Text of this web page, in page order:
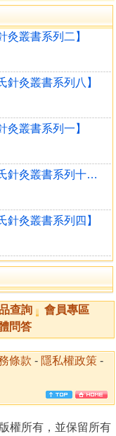
灸叢書系列二】
針灸叢書系列八】
灸叢書系列一】
台灣董氏針灸手針療法【台灣董氏針灸叢書系列十一】
針灸叢書系列四】
查詢
會員專區
問答
條款 - 隱私權政策 -
權所有，並保留所有